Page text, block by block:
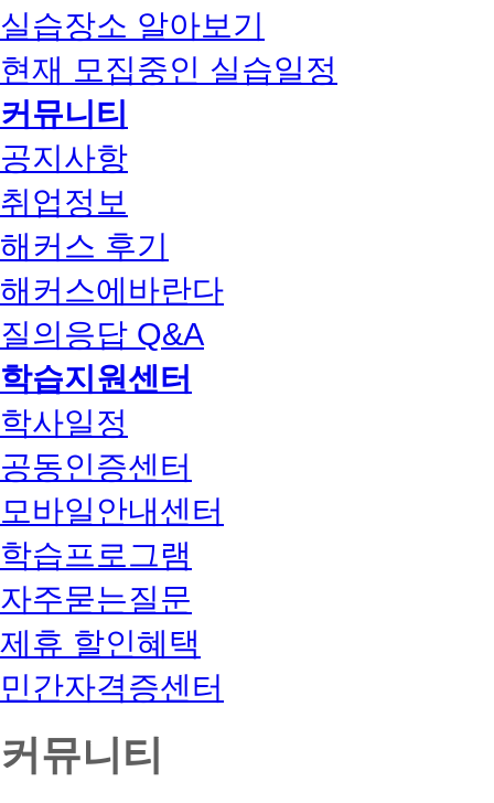
실습장소 알아보기
현재 모집중인 실습일정
커뮤니티
공지사항
취업정보
해커스 후기
해커스에바란다
질의응답 Q&A
학습지원센터
학사일정
공동인증센터
모바일안내센터
학습프로그램
자주묻는질문
제휴 할인혜택
민간자격증센터
커뮤니티